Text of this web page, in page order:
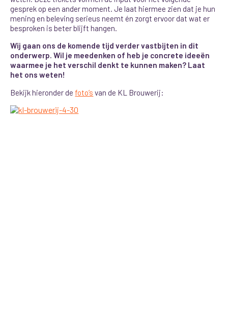
gesprek op een ander moment. Je laat hiermee zien dat je hun
mening en beleving serieus neemt én zorgt ervoor dat wat er
besproken is beter blijft hangen.
Wij gaan ons de komende tijd verder vastbijten in dit
onderwerp. Wil je meedenken of heb je concrete ideeën
waarmee je het verschil denkt te kunnen maken? Laat
het ons weten!
Bekijk hieronder de foto’s van de KL Brouwerij: